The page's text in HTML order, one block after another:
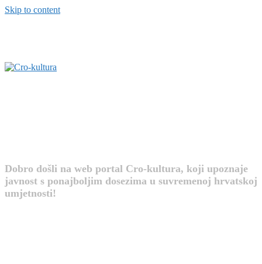
Skip to content
Dobro došli na web portal Cro-kultura, koji upoznaje
javnost s ponajboljim dosezima u suvremenoj hrvatskoj
umjetnosti!